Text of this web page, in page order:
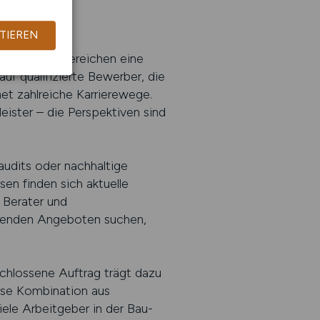
Bereichen eine
qualifizierte Bewerber, die
zahlreiche Karrierewege.
– die Perspektiven sind
oder nachhaltige
finden sich aktuelle
und
Angeboten suchen,
Auftrag trägt dazu
Kombination aus
Arbeitgeber in der Bau-